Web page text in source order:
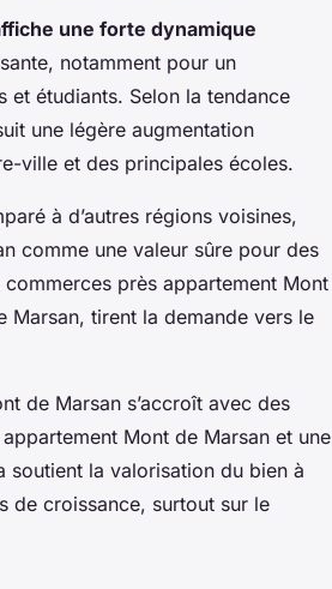
une forte dynamique
notamment pour un
et étudiants. Selon la tendance
une légère augmentation
ville et des principales écoles.
à d’autres régions voisines,
comme une valeur sûre pour des
près appartement Mont
tirent la demande vers le
de Marsan s’accroît avec des
Mont de Marsan et une
la valorisation du bien à
de croissance, surtout sur le